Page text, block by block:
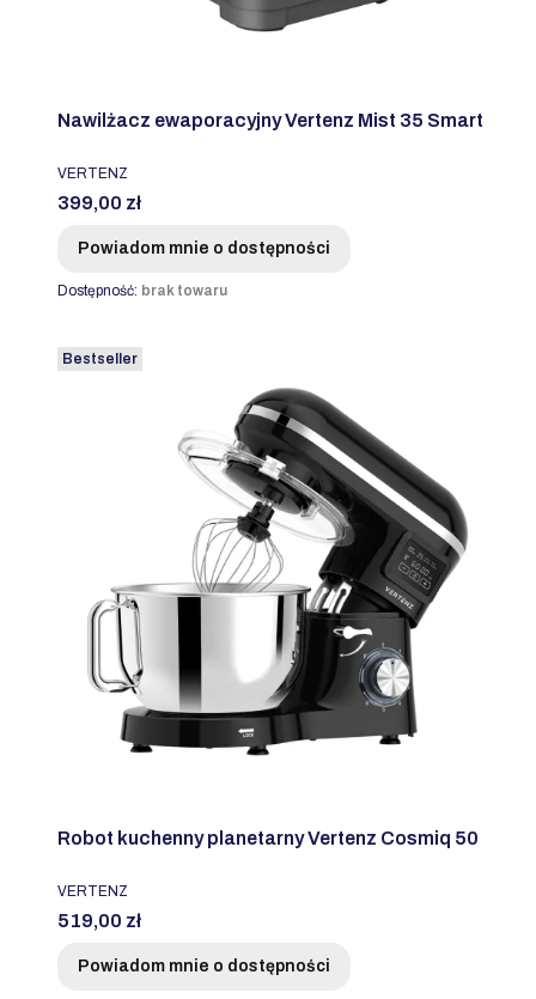
Nawilżacz ewaporacyjny Vertenz Mist 35 Smart
PRODUCENT
VERTENZ
Cena
399,00 zł
Powiadom mnie o dostępności
Dostępność: brak towaru
Bestseller
Robot kuchenny planetarny Vertenz Cosmiq 50
PRODUCENT
VERTENZ
Cena
519,00 zł
Powiadom mnie o dostępności